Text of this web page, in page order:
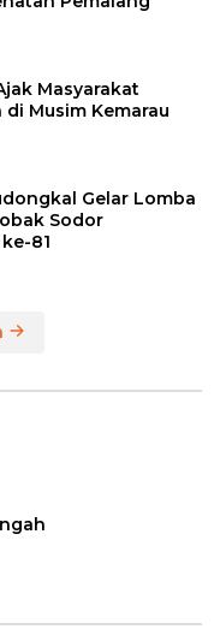
Masyarakat
Musim Kemarau
Gelar Lomba
Sodor
81